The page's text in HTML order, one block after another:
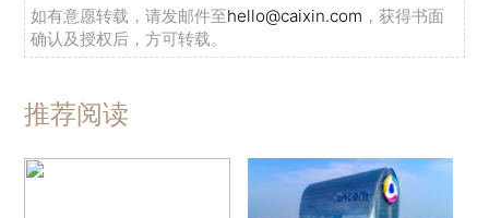
如有意愿转载，请发邮件至hello@caixin.com ，获得书面
确认及授权后，方可转载。
推荐阅读